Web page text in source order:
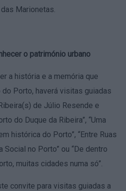
Marionetas.
o património urbano
a história e a memória que
Porto, haverá visitas guiadas
de Júlio Resende e
do Duque da Ribeira”, “Uma
histórica do Porto”, “Entre Ruas
no Porto” ou “De dentro
muitas cidades numa só”.
convite para visitas guiadas a